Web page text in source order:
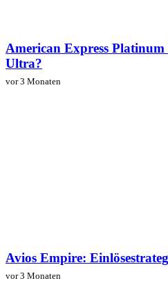
American Express
Ultra?
vor 3 Monaten
Avios Empire:
vor 3 Monaten